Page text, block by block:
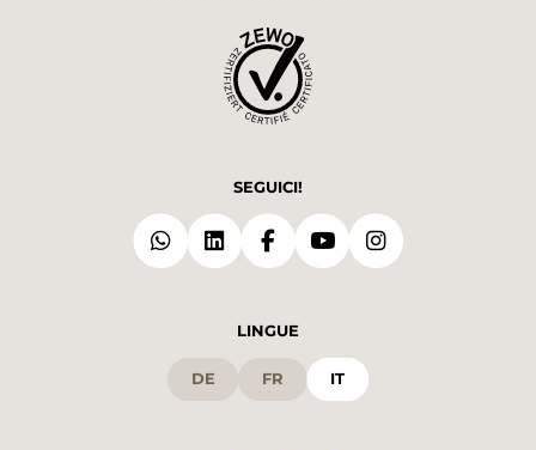
SEGUICI!
LINGUE
DE FR IT